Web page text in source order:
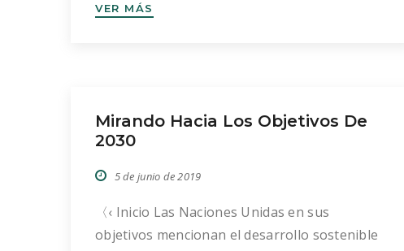
el ámbito de los trabajadores autónomos y las
necesidades organizativas de […]
VER MÁS
Mirando Hacia Los Objetivos De
2030
5 de junio de 2019
〈‹ Inicio Las Naciones Unidas en sus
objetivos mencionan el desarrollo sostenible